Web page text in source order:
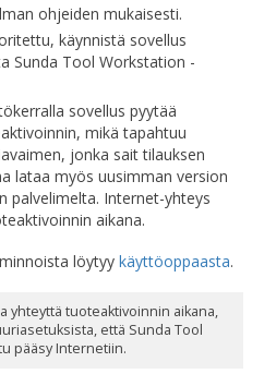
ohjeiden mukaisesti.
käynnistä sovellus
Sunda Tool Workstation -
sovellus pyytää
mikä tapahtuu
jonka sait tilauksen
lataa myös uusimman version
palvelimelta. Internet-yhteys
aikana.
löytyy käyttöoppaasta.
yhteyttä tuoteaktivoinnin aikana,
että Sunda Tool
pääsy Internetiin.